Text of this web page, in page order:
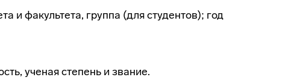
и факультета, группа (для студентов); год
ученая степень и звание.